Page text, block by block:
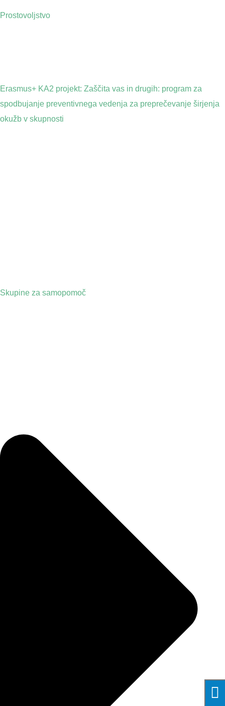
Prostovoljstvo
Erasmus+ KA2 projekt: Zaščita vas in drugih: program za
spodbujanje preventivnega vedenja za preprečevanje širjenja
okužb v skupnosti
Skupine za samopomoč